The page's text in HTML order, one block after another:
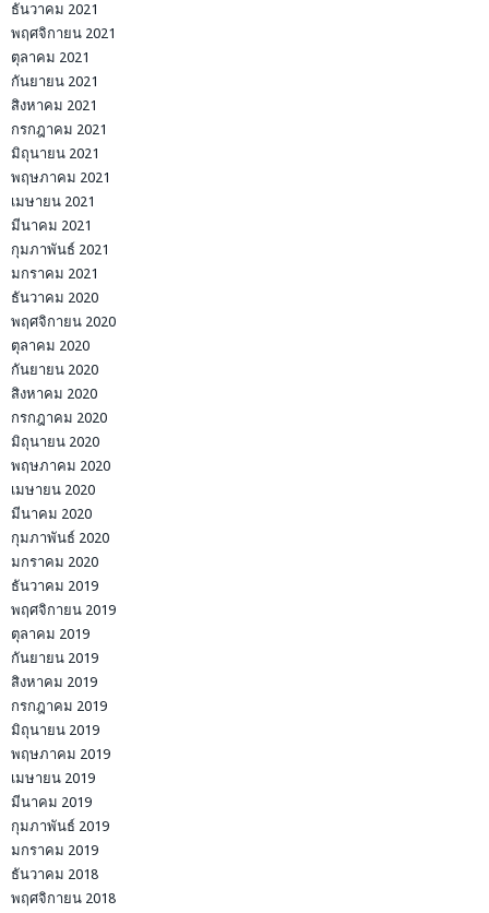
ธันวาคม 2021
พฤศจิกายน 2021
ตุลาคม 2021
กันยายน 2021
สิงหาคม 2021
กรกฎาคม 2021
มิถุนายน 2021
พฤษภาคม 2021
เมษายน 2021
มีนาคม 2021
กุมภาพันธ์ 2021
มกราคม 2021
ธันวาคม 2020
พฤศจิกายน 2020
ตุลาคม 2020
กันยายน 2020
สิงหาคม 2020
กรกฎาคม 2020
มิถุนายน 2020
พฤษภาคม 2020
เมษายน 2020
มีนาคม 2020
กุมภาพันธ์ 2020
มกราคม 2020
ธันวาคม 2019
พฤศจิกายน 2019
ตุลาคม 2019
กันยายน 2019
สิงหาคม 2019
กรกฎาคม 2019
มิถุนายน 2019
พฤษภาคม 2019
เมษายน 2019
มีนาคม 2019
กุมภาพันธ์ 2019
มกราคม 2019
ธันวาคม 2018
พฤศจิกายน 2018